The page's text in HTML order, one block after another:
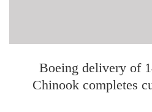
Boeing delivery of
Chinook completes